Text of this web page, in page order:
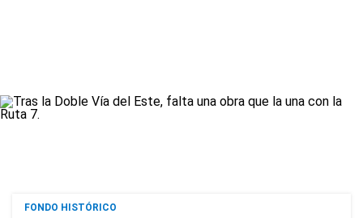
FONDO HISTÓRICO